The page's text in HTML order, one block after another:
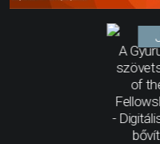
A
of
-